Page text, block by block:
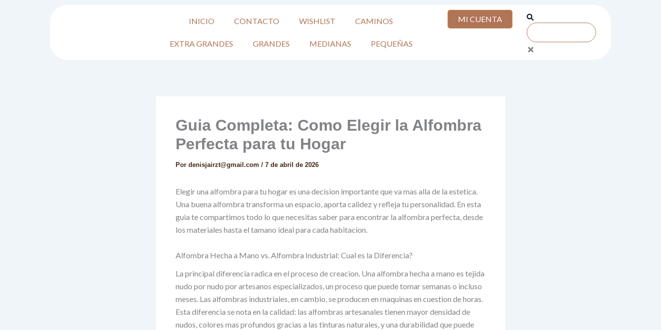
INICIO CONTACTO WISHLIST CAMINOS
EXTRA GRANDES GRANDES MEDIANAS PEQUEÑAS
MI CUENTA
Search
Guia Completa: Como Elegir la Alfombra
Perfecta para tu Hogar
Por denisjairzt@gmail.com / 7 de abril de 2026
Elegir una alfombra para tu hogar es una decision importante que va mas alla de la estetica.
Una buena alfombra transforma un espacio, aporta calidez y refleja tu personalidad. En esta
guia te compartimos todo lo que necesitas saber para encontrar la alfombra perfecta, desde
los materiales hasta el tamano ideal para cada habitacion.
Alfombra Hecha a Mano vs. Alfombra Industrial: Cual es la Diferencia?
La principal diferencia radica en el proceso de creacion. Una alfombra hecha a mano es tejida
nudo por nudo por artesanos especializados, un proceso que puede tomar semanas o incluso
meses. Las alfombras industriales, en cambio, se producen en maquinas en cuestion de horas.
Esta diferencia se nota en la calidad: las alfombras artesanales tienen mayor densidad de
nudos, colores mas profundos gracias a las tinturas naturales, y una durabilidad que puede